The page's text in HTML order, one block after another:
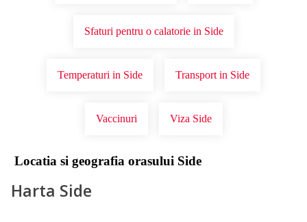
Sfaturi pentru o calatorie in Side
Temperaturi in Side Transport in Side
Vaccinuri Viza Side
Locatia si geografia orasului Side
Harta Side